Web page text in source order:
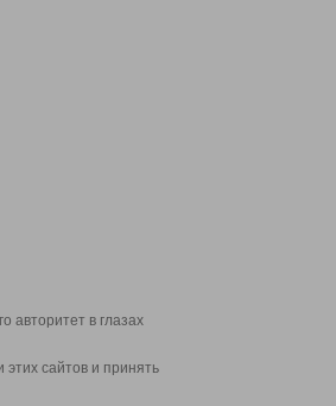
авторитет в глазах
сайтов и принять